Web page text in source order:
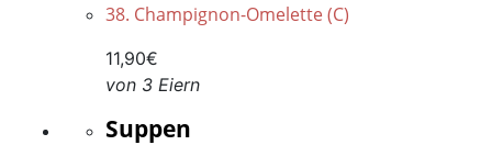
38. Champignon-Omelette (C)
11,90€
von 3 Eiern
Suppen